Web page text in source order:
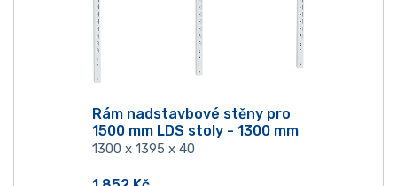
Rám nadstavbové stěny pro
1500 mm LDS stoly - 1300 mm
1300 x 1395 x 40